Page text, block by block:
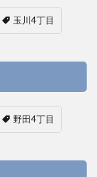
玉川4丁目
野田4丁目